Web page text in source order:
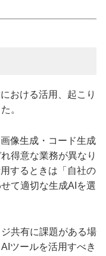
おける活用、起こり
。
像生成・コード生成
得意な業務が異なり
するときは「自社の
て適切な生成AIを選
共有に課題がある場
ツールを活用すべき